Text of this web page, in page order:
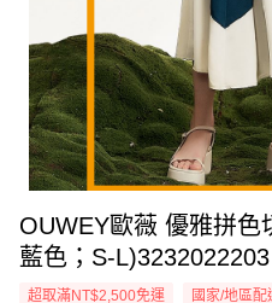
OUWEY歐薇 優雅拼色
藍色；S-L)3232022203
超取滿NT$2,500免運
國家/地區配